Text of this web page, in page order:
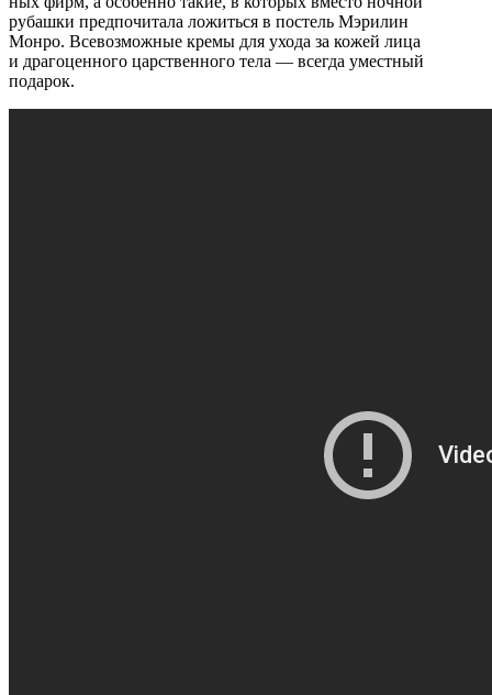
рубашки предпочитала ложиться в постель Мэрилин
Монро. Всевозможные кремы для ухода за кожей лица
и драгоценного царственного тела — всегда уместный
подарок.